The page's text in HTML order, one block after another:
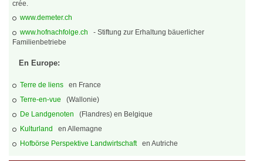
crée.
www.demeter.ch
www.hofnachfolge.ch
- Stiftung zur Erhaltung bäuerlicher
Familienbetriebe
En Europe:
Terre de liens
en France
Terre-en-vue
(Wallonie)
De Landgenoten
(Flandres) en Belgique
Kulturland
en Allemagne
Hofbörse Perspektive Landwirtschaft en Autriche